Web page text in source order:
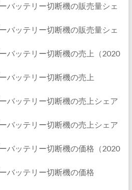
バッテリー切断機の販売量シェ
バッテリー切断機の販売量シェ
バッテリー切断機の売上（2020
バッテリー切断機の売上
バッテリー切断機の売上シェア
バッテリー切断機の売上シェア
バッテリー切断機の価格（2020
バッテリー切断機の価格